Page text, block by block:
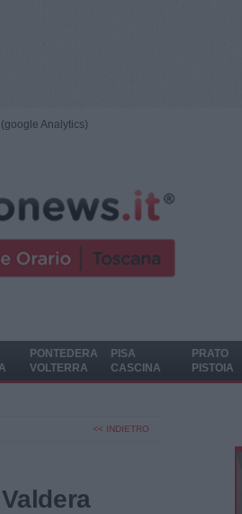
Analytics)
PONTEDERA
VOLTERRA
PISA
CASCINA
PRATO
PISTOIA
<< INDIETRO